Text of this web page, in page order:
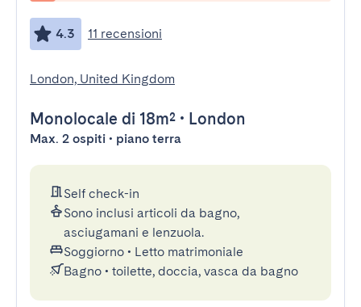
4.3 11 recensioni
London, United Kingdom
Monolocale di 18m² • London
Max. 2 ospiti • piano terra
Self check-in
Sono inclusi articoli da bagno,
asciugamani e lenzuola.
Soggiorno • Letto matrimoniale
Bagno • toilette, doccia, vasca da bagno